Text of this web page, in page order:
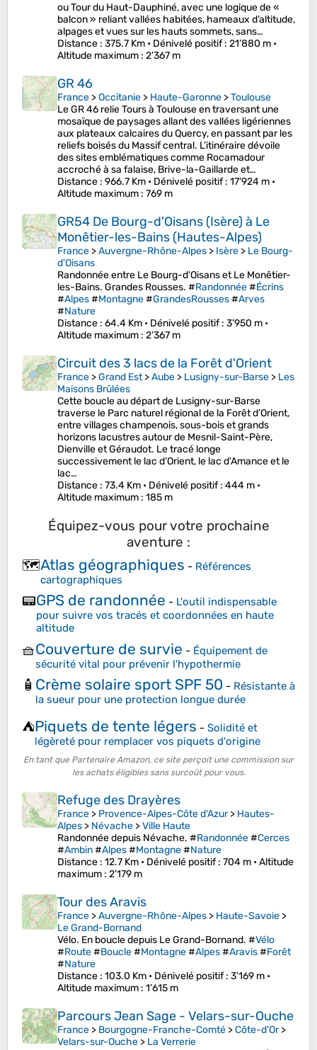
ou Tour du Haut-Dauphiné, avec une logique de «
balcon » reliant vallées habitées, hameaux d’altitude,
alpages et vues sur les hauts sommets, sans…
Distance : 375.7 Km • Dénivelé positif: 21’880 m •
Altitude maximum : 2’367 m
GR 46
France >Occitanie > Haute-Garonne >Toulouse
Le GR 46 relie Tours à Toulouse en traversant une
mosaïque de paysages allant des vallées ligériennes
aux plateaux calcaires du Quercy, en passant par les
reliefs boisés du Massif central. L’itinéraire dévoile
des sites emblématiques comme Rocamadour
accroché à sa falaise, Brive-la-Gaillarde et…
Distance : 966.7 Km • Dénivelé positif: 17’924 m •
Altitude maximum : 769 m
GR54 De Bourg-d'Oisans (Isère) à Le
Monêtier-les-Bains (Hautes-Alpes)
France >Auvergne-Rhône-Alpes > Isère > Le Bourg-
d'Oisans
Randonnée entre Le Bourg-d'Oisans et Le Monêtier-
les-Bains. Grandes Rousses. #Randonnée#Écrins
#Alpes#Montagne#GrandesRousses#Arves
#Nature
Distance : 64.4 Km • Dénivelé positif: 3’950 m •
Altitude maximum : 2’367 m
Circuit des 3 lacs de la Forêt d'Orient
France >Grand Est>Aube > Lusigny-sur-Barse > Les
Maisons Brûlées
Cette boucle au départ de Lusigny-sur-Barse
traverse le Parc naturel régional de la Forêt d’Orient,
entre villages champenois, sous-bois et grands
horizons lacustres autour de Mesnil-Saint-Père,
Dienville et Géraudot. Le tracé longe
successivement le lac d’Orient, le lac d'Amance et le
lac…
Distance : 73.4 Km • Dénivelé positif: 444 m •
Altitude maximum : 185 m
Équipez-vous pour votre prochaine
aventure :
🗺️Atlas géographiques - Références
cartographiques
📟GPS de randonnée - L'outil indispensable
pour suivre vos tracés et coordonnées en haute
altitude
🧺Couverture de survie - Équipement de
sécurité vital pour prévenir l'hypothermie
🧴 Crème solaire sport SPF 50 - Résistante à
la sueur pour une protection longue durée
⛺Piquets de tente légers - Solidité et
légèreté pour remplacer vos piquets d'origine
En tant que Partenaire Amazon, ce site perçoit une commission sur
les achats éligibles sans surcoût pour vous.
Refuge des Drayères
France > Provence-Alpes-Côte d'Azur> Hautes-
Alpes > Névache >Ville Haute
Randonnée depuis Névache. #Randonnée#Cerces
#Ambin#Alpes#Montagne#Nature
Distance : 12.7 Km • Dénivelé positif: 704 m •Altitude
maximum : 2’179 m
Tour des Aravis
France >Auvergne-Rhône-Alpes > Haute-Savoie >
Le Grand-Bornand
Vélo. En boucle depuis Le Grand-Bornand. #Vélo
#Route#Boucle#Montagne#Alpes#Aravis#Forêt
#Nature
Distance : 103.0 Km • Dénivelé positif: 3’169 m •
Altitude maximum : 1’615 m
Parcours Jean Sage - Velars-sur-Ouche
France > Bourgogne-Franche-Comté >Côte-d'Or>
Velars-sur-Ouche > La Verrerie